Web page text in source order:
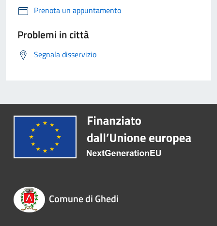
Prenota un appuntamento
Problemi in città
Segnala disservizio
Comune di Ghedi